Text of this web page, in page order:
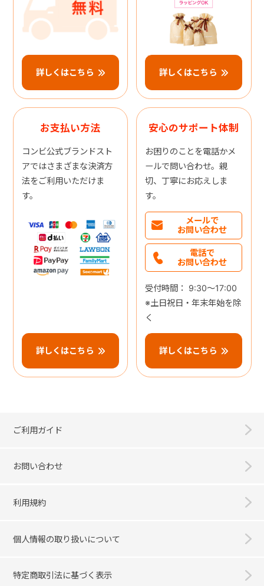
詳しくはこちら 詳しくはこちら
お支払い方法
コンビ公式ブランドスト
アではさまざまな決済方
法をご利用いただけま
す。
詳しくはこちら
安心のサポート体制
お困りのことを電話かメ
ールで問い合わせ。親
切、丁寧にお応えしま
す。
メールで
お問い合わせ
電話で
お問い合わせ
受付時間： 9:30～17:00
※土日祝日・年末年始を除
く
詳しくはこちら
ご利用ガイド
お問い合わせ
利用規約
個人情報の取り扱いについて
特定商取引法に基づく表示